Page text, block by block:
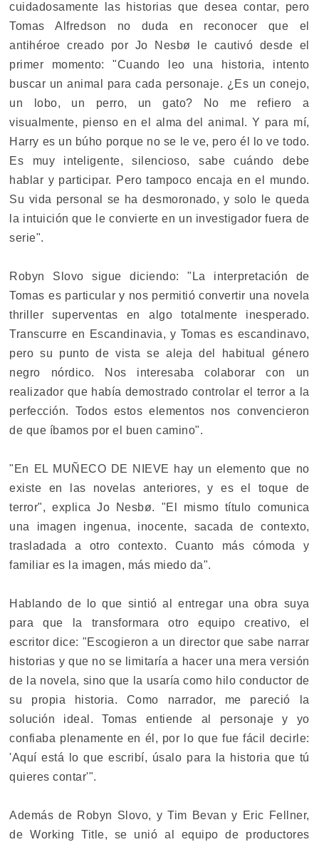
cuidadosamente las historias que desea contar, pero
Tomas Alfredson no duda en reconocer que el
antihéroe creado por Jo Nesbø le cautivó desde el
primer momento: "Cuando leo una historia, intento
buscar un animal para cada personaje. ¿Es un conejo,
un lobo, un perro, un gato? No me refiero a
visualmente, pienso en el alma del animal. Y para mí,
Harry es un búho porque no se le ve, pero él lo ve todo.
Es muy inteligente, silencioso, sabe cuándo debe
hablar y participar. Pero tampoco encaja en el mundo.
Su vida personal se ha desmoronado, y solo le queda
la intuición que le convierte en un investigador fuera de
serie".
Robyn Slovo sigue diciendo: "La interpretación de
Tomas es particular y nos permitió convertir una novela
thriller superventas en algo totalmente inesperado.
Transcurre en Escandinavia, y Tomas es escandinavo,
pero su punto de vista se aleja del habitual género
negro nórdico. Nos interesaba colaborar con un
realizador que había demostrado controlar el terror a la
perfección. Todos estos elementos nos convencieron
de que íbamos por el buen camino".
"En EL MUÑECO DE NIEVE hay un elemento que no
existe en las novelas anteriores, y es el toque de
terror", explica Jo Nesbø. "El mismo título comunica
una imagen ingenua, inocente, sacada de contexto,
trasladada a otro contexto. Cuanto más cómoda y
familiar es la imagen, más miedo da".
Hablando de lo que sintió al entregar una obra suya
para que la transformara otro equipo creativo, el
escritor dice: "Escogieron a un director que sabe narrar
historias y que no se limitaría a hacer una mera versión
de la novela, sino que la usaría como hilo conductor de
su propia historia. Como narrador, me pareció la
solución ideal. Tomas entiende al personaje y yo
confiaba plenamente en él, por lo que fue fácil decirle:
'Aquí está lo que escribí, úsalo para la historia que tú
quieres contar'".
Además de Robyn Slovo, y Tim Bevan y Eric Fellner,
de Working Title, se unió al equipo de productores